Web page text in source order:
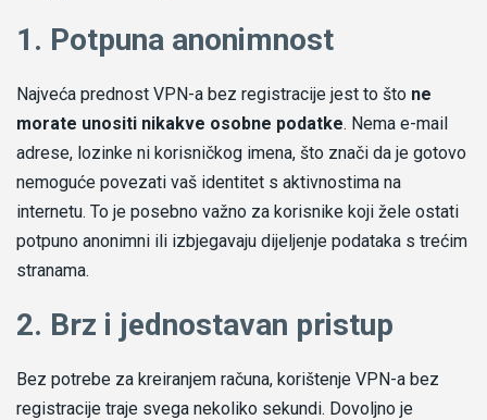
1. Potpuna anonimnost
Najveća prednost VPN-a bez registracije jest to što ne
morate unositi nikakve osobne podatke. Nema e-mail
adrese, lozinke ni korisničkog imena, što znači da je gotovo
nemoguće povezati vaš identitet s aktivnostima na
internetu. To je posebno važno za korisnike koji žele ostati
potpuno anonimni ili izbjegavaju dijeljenje podataka s trećim
stranama.
2. Brz i jednostavan pristup
Bez potrebe za kreiranjem računa, korištenje VPN-a bez
registracije traje svega nekoliko sekundi. Dovoljno je